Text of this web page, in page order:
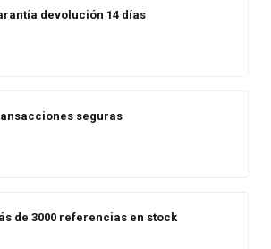
devolución 14 días
seguras
de 3000 referencias en stock